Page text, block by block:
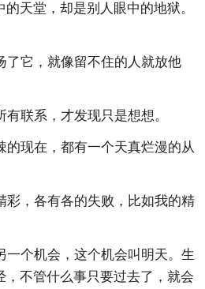
天堂，却是别人眼中的地狱。
了它，就像留不住的人就放他
联系，才发现只是想想。
的现在，都有一个天真烂漫的从
彩，各有各的失败，比如我的精
一个机会，这个机会叫明天。生
，不管什么事只要过去了，就会